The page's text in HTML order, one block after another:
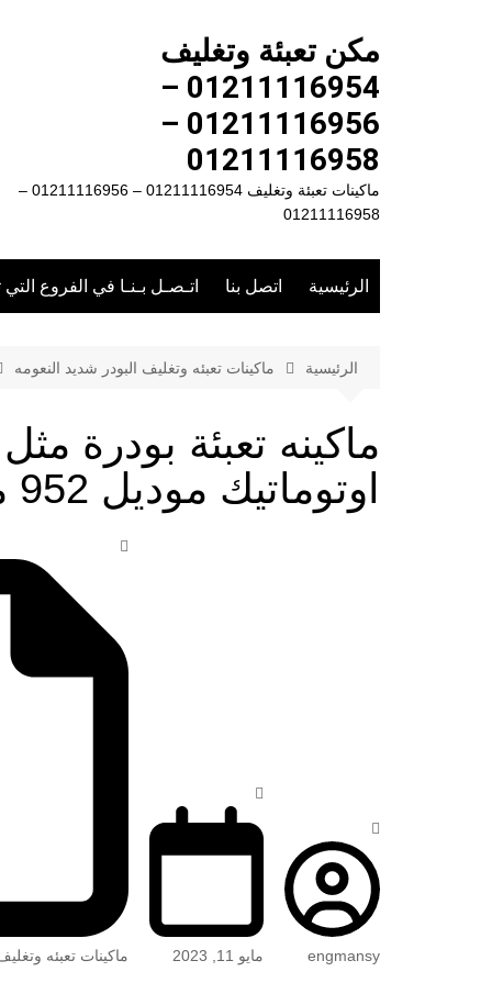
مكن تعبئة وتغليف
01211116954 –
01211116956 –
01211116958
ماكينات تعبئة وتغليف 01211116954 – 01211116956 –
01211116958
الرئيسية اتصل بنا اتـصـل بـنـا في الفروع
الرئيسية ماكينات تعبئه وتغليف البودر شديد النعومه
ماكينه تعبئة بودرة
اوتوماتيك موديل 952 ماركة المهندس منسى
engmansy مايو 11, 2023 ماكينات تعبئه